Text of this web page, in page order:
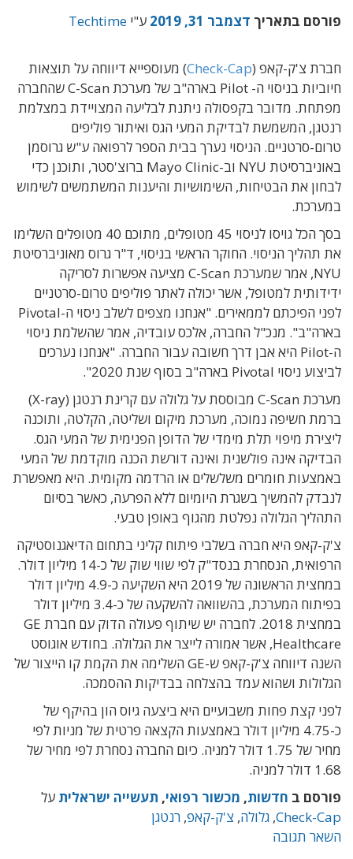
פורסם בתאריך דצמבר 31, 2019 ע"י Techtime
חברת צ'ק-קאפ (Check-Cap) מעוספייא דיווחה על תוצאות
חיוביות בניסוי ה- Pilot בארה"ב של מערכת C-Scan שהחברה
מפתחת. מדובר בקפסולה ניתנת לבליעה המצויידת במצלמת
רנטגן, המשמשת לבדיקת המעי הגס ואיתור פוליפים
טרום-סרטניים. הניסוי נערך בבית הספר לרפואה ע"ש גרוסמן
באוניברסיטת NYU וב-Mayo Clinic ברוצ'סטר, ותוכנן כדי
לבחון את הבטיחות, השימושיות והיענות המשתמשים לשימוש
במערכת.
בסך הכל גויסו לניסוי 45 מטופלים, מתוכם 40 מטופלים השלימו
את תהליך הניסוי. החוקר הראשי בניסוי, ד"ר גרוס מאוניברסיטת
NYU, אמר שמערכת C-Scan מציעה אפשרות לסריקה
ידידותית למטופל, אשר יכולה לאתר פוליפים טרום-סרטניים
לפני הפיכתם לממאירים. "אנחנו מצפים לשלב ניסוי ה-Pivotal
בארה"ב". מנכ"ל החברה, אלכס עובדיה, אמר שהשלמת ניסוי
ה-Pilot היא אבן דרך חשובה עבור החברה. "אנחנו נערכים
לביצוע ניסוי Pivotal בארה"ב בסוף שנת 2020".
מערכת C-Scan מבוססת על גלולה עם קרינת רנטגן (X-ray)
ברמת חשיפה נמוכה, מערכת מיקום ושליטה, הקלטה, ותוכנה
ליצירת מיפוי תלת מימדי של הדופן הפנימית של המעי הגס.
הבדיקה אינה פולשנית ואינה דורשת הכנה מוקדמת של המעי
באמצעות חומרים משלשלים או הרדמה מקומית. היא מאפשרת
לנבדק להמשיך בשגרת היומיום ללא הפרעה, כאשר בסיום
התהליך הגלולה נפלטת מהגוף באופן טבעי.
צ'ק-קאפ היא חברה בשלבי פיתוח קליני בתחום הדיאגנוסטיקה
הרפואית, הנסחרת בנסד"ק לפי שווי שוק של כ-14 מיליון דולר.
במחצית הראשונה של 2019 היא השקיעה כ-4.9 מיליון דולר
בפיתוח המערכת, בהשוואה להשקעה של כ-3.4 מיליון דולר
במחצית 2018. לחברה יש שיתוף פעולה הדוק עם חברת GE
Healthcare, אשר אמורה לייצר את הגלולה. בחודש אוגוסט
השנה דיווחה צ'ק-קאפ ש-GE השלימה את הקמת קו הייצור של
הגלולות ושהוא עמד בהצלחה בבדיקות ההסמכה.
לפני קצת פחות משבועיים היא ביצעה גיוס הון בהיקף של
כ-4.75 מיליון דולר באמצעות הקצאה פרטית של מניות לפי
מחיר של 1.75 דולר למניה. כיום החברה נסחרת לפי מחיר של
1.68 דולר למניה.
פורסם ב חדשות, מכשור רפואי, תעשייה ישראלית על
Check-Cap
, גלולה, צ'ק-קאפ, רנטגן
השאר תגובה